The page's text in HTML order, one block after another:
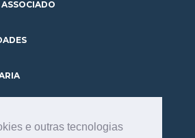
e outras tecnologias